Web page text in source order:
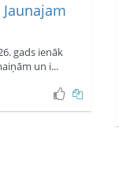
gads ienāk
un i...